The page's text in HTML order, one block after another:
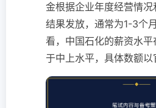
金根据企业年度经营情
结果发放，通常为1-3个
看，中国石化的薪资水
于中上水平，具体数额以